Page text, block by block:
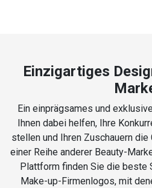
Einzigartiges
Ein einprägsames und
Ihnen dabei helfen, Ihre
stellen und Ihren Zuschauern die
einer Reihe anderer Beauty-
Plattform finden Sie die beste
Make-up-Firmenlogos, mit